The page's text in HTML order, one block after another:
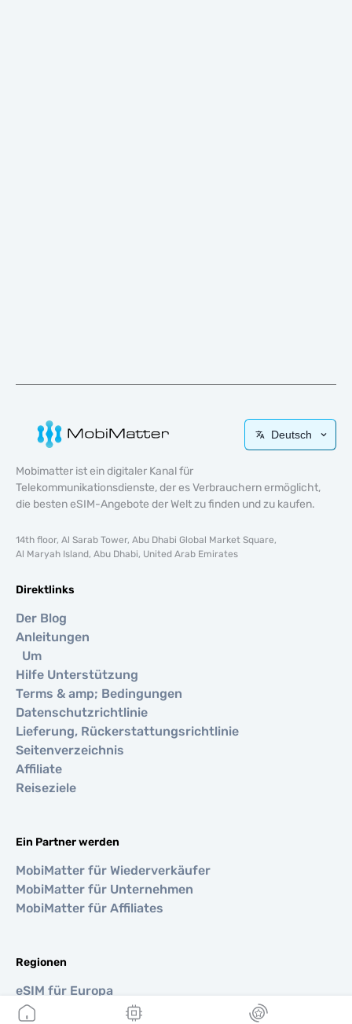
Deutsch
Mobimatter ist ein digitaler Kanal für
Telekommunikationsdienste, der es Verbrauchern ermöglicht,
die besten eSIM-Angebote der Welt zu finden und zu kaufen.
14th floor, Al Sarab Tower, Abu Dhabi Global Market Square,
Al Maryah Island, Abu Dhabi, United Arab Emirates
Direktlinks
Der Blog
Anleitungen
Um
Hilfe Unterstützung
Terms & amp; Bedingungen
Datenschutzrichtlinie
Lieferung, Rückerstattungsrichtlinie
Seitenverzeichnis
Affiliate
Reiseziele
Ein Partner werden
MobiMatter für Wiederverkäufer
MobiMatter für Unternehmen
MobiMatter für Affiliates
Regionen
eSIM für Europa
eSIM für Asien